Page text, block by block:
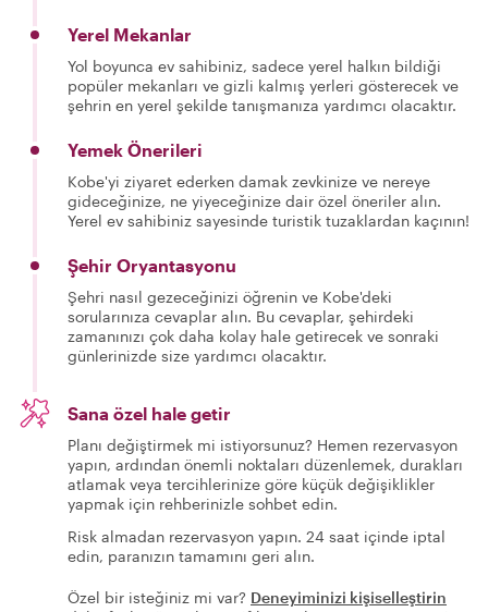
Yerel Mekanlar
Yol boyunca ev sahibiniz, sadece yerel halkın bildiği
popüler mekanları ve gizli kalmış yerleri gösterecek ve
şehrin en yerel şekilde tanışmanıza yardımcı olacaktır.
Yemek Önerileri
Kobe'yi ziyaret ederken damak zevkinize ve nereye
gideceğinize, ne yiyeceğinize dair özel öneriler alın.
Yerel ev sahibiniz sayesinde turistik tuzaklardan kaçının!
Şehir Oryantasyonu
Şehri nasıl gezeceğinizi öğrenin ve Kobe'deki
sorularınıza cevaplar alın. Bu cevaplar, şehirdeki
zamanınızı çok daha kolay hale getirecek ve sonraki
günlerinizde size yardımcı olacaktır.
Sana özel hale getir
Planı değiştirmek mi istiyorsunuz? Hemen rezervasyon
yapın, ardından önemli noktaları düzenlemek, durakları
atlamak veya tercihlerinize göre küçük değişiklikler
yapmak için rehberinizle sohbet edin.
Risk almadan rezervasyon yapın. 24 saat içinde iptal
edin, paranızın tamamını geri alın.
Özel bir isteğiniz mi var? Deneyiminizi kişiselleştirin